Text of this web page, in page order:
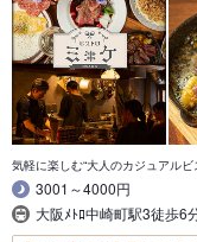
気軽に楽しむ“大人のカジュアルビ
3001～4000円
大阪ﾒﾄﾛ中崎町駅3徒歩